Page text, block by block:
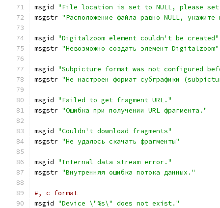
msgid "File location is set to NULL, please
msgstr "Расположение файла равно NULL,
msgid "Digitalzoom element couldn't be created"
msgstr "Невозможно создать элемент Digitalzoom"
msgid "Subpicture format was not configured
msgstr "Не настроен формат субграфики
msgid "Failed to get fragment URL."
msgstr "Ошибка при получении URL фрагмента."
msgid "Couldn't download fragments"
msgstr "Не удалось скачать фрагменты"
msgid "Internal data stream error."
msgstr "Внутренняя ошибка потока данных."
#, c-format
msgid "Device \"%s\" does not exist."